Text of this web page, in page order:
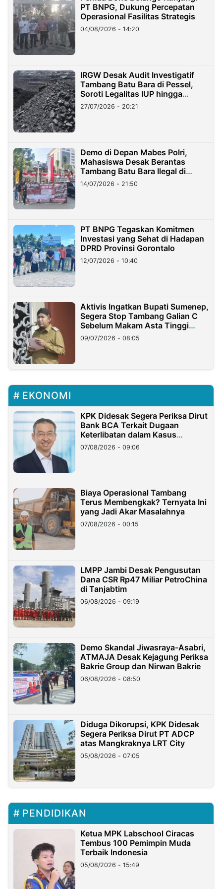
PT BNPG, Dukung Percepatan
Operasional Fasilitas Strategis
04/08/2026 - 14:20
IRGW Desak Audit Investigatif
Tambang Batu Bara di Pessel,
Soroti Legalitas IUP hingga
Stockpile
27/07/2026 - 20:21
Demo di Depan Mabes Polri,
Mahasiswa Desak Berantas
Tambang Batu Bara Ilegal di
Lampung
14/07/2026 - 21:50
PT BNPG Tegaskan Komitmen
Investasi yang Sehat di Hadapan
DPRD Provinsi Gorontalo
12/07/2026 - 10:40
Aktivis Ingatkan Bupati Sumenep,
Segera Stop Tambang Galian C
Sebelum Makam Asta Tinggi
Longsor
09/07/2026 - 08:05
EKONOMI
KPK Didesak Segera Periksa Dirut
Bank BCA Terkait Dugaan
Keterlibatan dalam Kasus
Hilangnya Dana Nasabah Rp2,58
Miliar
07/08/2026 - 09:06
Biaya Operasional Tambang
Terus Membengkak? Ternyata Ini
yang Jadi Akar Masalahnya
07/08/2026 - 00:15
LMPP Jambi Desak Pengusutan
Dana CSR Rp47 Miliar PetroChina
di Tanjabtim
06/08/2026 - 09:19
Demo Skandal Jiwasraya-Asabri,
ATMAJA Desak Kejagung Periksa
Bakrie Group dan Nirwan Bakrie
06/08/2026 - 08:50
Diduga Dikorupsi, KPK Didesak
Segera Periksa Dirut PT ADCP
atas Mangkraknya LRT City
05/08/2026 - 07:05
PENDIDIKAN
Ketua MPK Labschool Ciracas
Tembus 100 Pemimpin Muda
Terbaik Indonesia
05/08/2026 - 15:49